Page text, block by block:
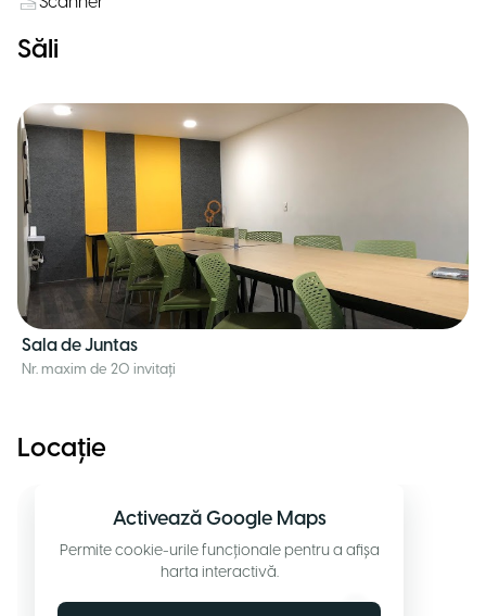
Săli
Sala de Juntas
Nr. maxim de 20 invitați
Locație
Activează Google Maps
Permite cookie-urile funcționale pentru a afișa
harta interactivă.